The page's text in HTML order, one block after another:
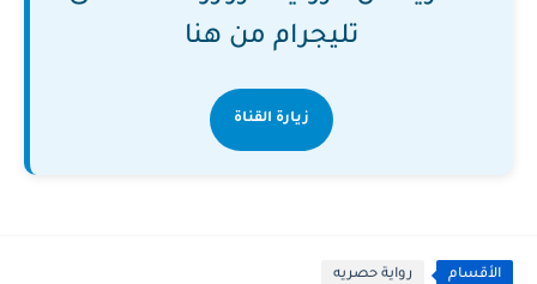
تليجرام من هنا
زيارة القناة
الأقسام رواية حصريه